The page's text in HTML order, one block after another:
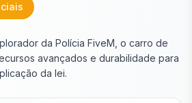
da Polícia FiveM, o carro de
avançados e durabilidade para
da lei.